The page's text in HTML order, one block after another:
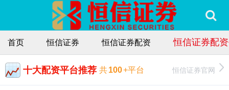
首页 恒信证券 恒信证券配资 恒信证券配
十大配资平台推荐 共100+平台 恒信证券官网